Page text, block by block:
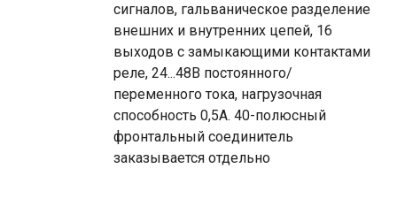
сигналов, гальваническое разделение
внешних и внутренних цепей, 16
выходов с замыкающими контактами
реле, 24...48В постоянного/
переменного тока, нагрузочная
способность 0,5A. 40-полюсный
фронтальный соединитель
заказывается отдельно